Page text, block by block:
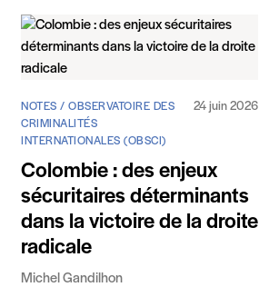
NOTES / OBSERVATOIRE DES
CRIMINALITÉS
INTERNATIONALES (OBSCI)
24 juin 2026
Colombie : des enjeux
sécuritaires déterminants
dans la victoire de la droite
radicale
Michel Gandilhon